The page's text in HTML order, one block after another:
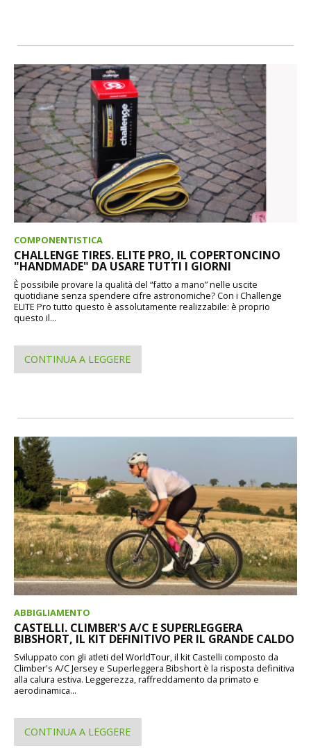
COMPONENTISTICA
CHALLENGE TIRES. ELITE PRO, IL COPERTONCINO
"HANDMADE" DA USARE TUTTI I GIORNI
È possibile provare la qualità del “fatto a mano” nelle uscite
quotidiane senza spendere cifre astronomiche? Con i Challenge
ELITE Pro tutto questo è assolutamente realizzabile: è proprio
questo il...
CONTINUA A LEGGERE
ABBIGLIAMENTO
CASTELLI. CLIMBER'S A/C E SUPERLEGGERA
BIBSHORT, IL KIT DEFINITIVO PER IL GRANDE CALDO
Sviluppato con gli atleti del WorldTour, il kit Castelli composto da
Climber's A/C Jersey e Superleggera Bibshort è la risposta definitiva
alla calura estiva. Leggerezza, raffreddamento da primato e
aerodinamica...
CONTINUA A LEGGERE